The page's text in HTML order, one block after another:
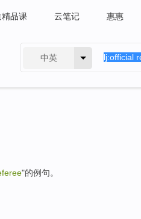
精品课 云笔记 惠惠
中英
"的例句。